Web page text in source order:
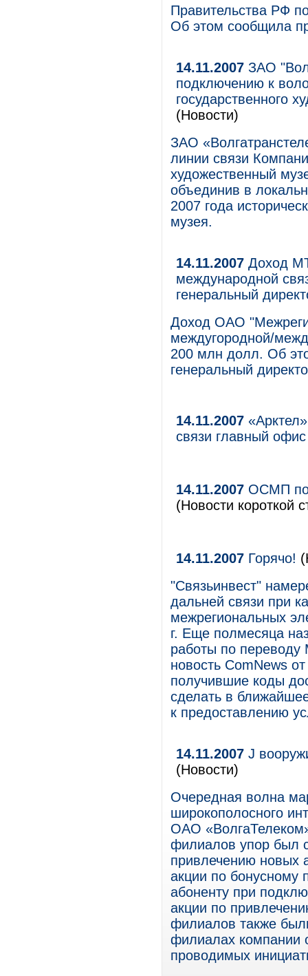
Правительства РФ
Об этом сообщила
14.11.2007 ЗАО
подключению к
государственного
(Новости)
ЗАО
линии связи
художественный
объединив в
2007 года
музея.
14.11.2007 Доход
международной
генеральный
Доход ОАО
междугородной/
200 млн долл. Об
генеральный
14.11.2007
связи главный
14.11.2007 ОСМП
(Новости короткой
14.11.2007 Горячо!
"Связьинвест"
дальней связи при
межрегиональных
г. Еще полмесяца
работы по переводу
новость ComNews
получившие коды
сделать в
к предоставлению
14.11.2007 J
(Новости)
Очередная волна
широкополосного
ОАО
филиалов упор был
привлечению новых
акции по бонусному
абоненту при
акции по
филиалов также
филиалах компании
проводимых